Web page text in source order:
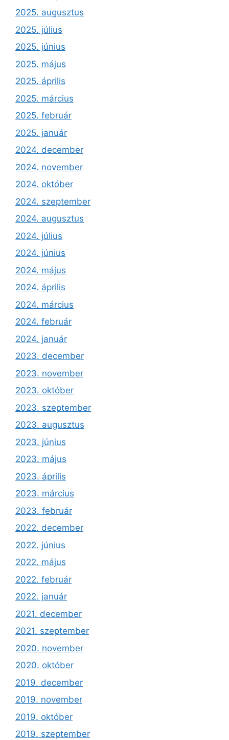
2025. augusztus
2025. július
2025. június
2025. május
2025. április
2025. március
2025. február
2025. január
2024. december
2024. november
2024. október
2024. szeptember
2024. augusztus
2024. július
2024. június
2024. május
2024. április
2024. március
2024. február
2024. január
2023. december
2023. november
2023. október
2023. szeptember
2023. augusztus
2023. június
2023. május
2023. április
2023. március
2023. február
2022. december
2022. június
2022. május
2022. február
2022. január
2021. december
2021. szeptember
2020. november
2020. október
2019. december
2019. november
2019. október
2019. szeptember